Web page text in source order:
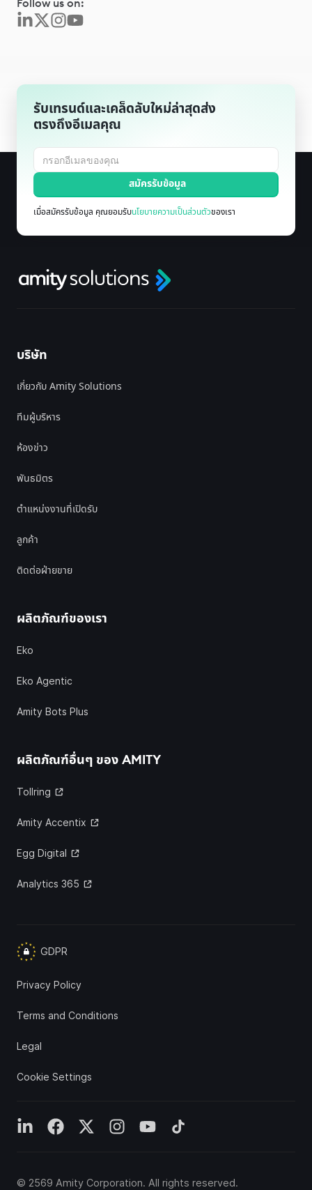
Follow us on:
รับเทรนด์และเคล็ดลับใหม่ล่าสุดส่ง
ตรงถึงอีเมลคุณ
เมื่อสมัครรับข้อมูล คุณยอมรับนโยบายความเป็นส่วนตัวของเรา
บริษัท
เกี่ยวกับ Amity Solutions
ทีมผู้บริหาร
ห้องข่าว
พันธมิตร
ตำแหน่งงานที่เปิดรับ
ลูกค้า
ติดต่อฝ่ายขาย
ผลิตภัณฑ์ของเรา
Eko
Eko Agentic
Amity Bots Plus
ผลิตภัณฑ์อื่นๆ ของ AMITY
Tollring
Amity Accentix
Egg Digital
Analytics 365
GDPR
Privacy Policy
Terms and Conditions
Legal
Cookie Settings
© 2569 Amity Corporation. All rights reserved.